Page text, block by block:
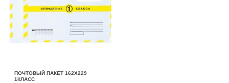
ПОЧТОВЫЙ ПАКЕТ 162Х229
1КЛАСС